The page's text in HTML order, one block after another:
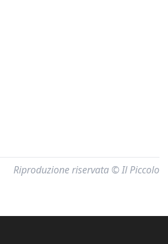
Riproduzione riservata © Il Piccolo